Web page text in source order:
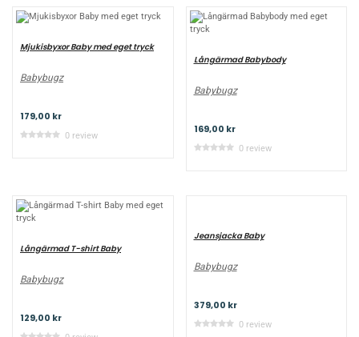
Mjukisbyxor Baby med eget tryck
Babybugz
179,00 kr
0 review
Långärmad Babybody
Babybugz
169,00 kr
0 review
Långärmad T-shirt Baby
Babybugz
129,00 kr
Jeansjacka Baby
Babybugz
379,00 kr
0 review